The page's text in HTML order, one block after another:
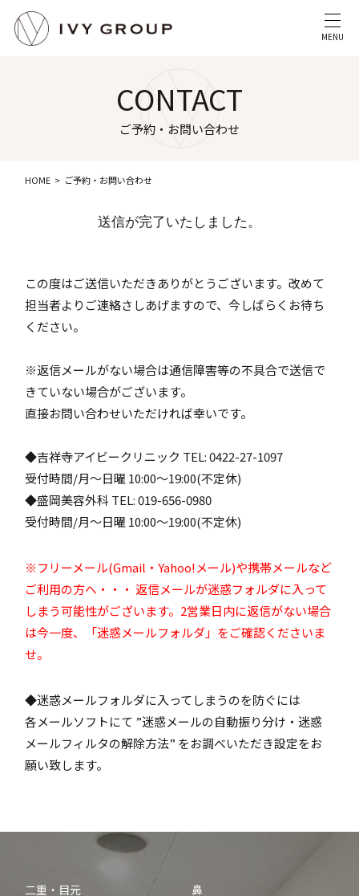
MENU
CONTACT
ご予約・お問い合わせ
HOME ご予約・お問い合わせ
送信が完了いたしました。
この度はご送信いただきありがとうございます。改めて
担当者よりご連絡さしあげますので、今しばらくお待ち
ください。
※返信メールがない場合は通信障害等の不具合で送信で
きていない場合がございます。
直接お問い合わせいただければ幸いです。
◆吉祥寺アイビークリニック TEL: 0422-27-1097
受付時間/月～日曜 10:00～19:00(不定休)
◆盛岡美容外科 TEL: 019-656-0980
受付時間/月～日曜 10:00～19:00(不定休)
※フリーメール(Gmail・Yahoo!メール)や携帯メールなど
ご利用の方へ・・・ 返信メールが迷惑フォルダに入って
しまう可能性がございます。2営業日内に返信がない場合
は今一度、「迷惑メールフォルダ」をご確認くださいま
せ。
◆迷惑メールフォルダに入ってしまうのを防ぐには
各メールソフトにて ”迷惑メールの自動振り分け・迷惑
メールフィルタの解除方法” をお調べいただき設定をお
願い致します。
二重・目元 鼻